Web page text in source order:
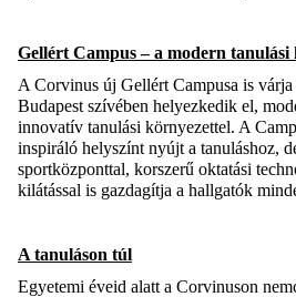
Gellért Campus – a modern tanulási
A Corvinus új Gellért Campusa is
Budapest szívében helyezkedik el,
innovatív tanulási környezettel. A
inspiráló helyszínt nyújt a tanuláshoz,
sportközponttal, korszerű oktatási
kilátással is gazdagítja a hallgatók
A tanuláson túl
Egyetemi éveid alatt a Corvinuson